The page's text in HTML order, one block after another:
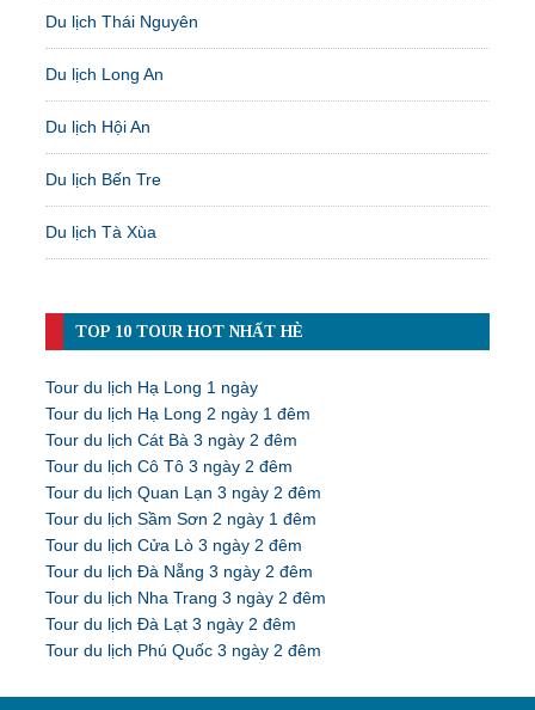
Du lịch Thái Nguyên
Du lịch Long An
Du lịch Hội An
Du lịch Bến Tre
Du lịch Tà Xùa
TOP 10 TOUR HOT NHẤT HÈ
Tour du lịch Hạ Long 1 ngày
Tour du lịch Hạ Long 2 ngày 1 đêm
Tour du lịch Cát Bà 3 ngày 2 đêm
Tour du lịch Cô Tô 3 ngày 2 đêm
Tour du lịch Quan Lạn 3 ngày 2 đêm
Tour du lịch Sầm Sơn 2 ngày 1 đêm
Tour du lịch Cửa Lò 3 ngày 2 đêm
Tour du lịch Đà Nẵng 3 ngày 2 đêm
Tour du lịch Nha Trang 3 ngày 2 đêm
Tour du lịch Đà Lạt 3 ngày 2 đêm
Tour du lịch Phú Quốc 3 ngày 2 đêm